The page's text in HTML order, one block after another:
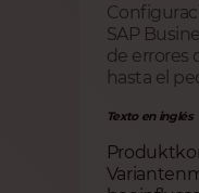
SAP
de errores
hasta el
Texto en inglés